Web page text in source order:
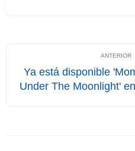
los siguientes cambios...
Ya está disponible
Under The Moonlight'